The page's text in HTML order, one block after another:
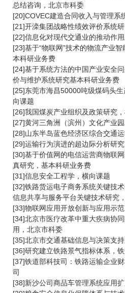
总结咨询，北京市科委
[20]COVEC建造合同收入与管理系
[21]开滦集团战略性绩效评价系统
[22]信息化对现代交通业的推动作
[23]基于“物联网”技术的物流产业
本科研业务费
[24]基于系统方法的中国产业安全
价与维护系统研究基本科研业务费
[25]东莞市海昌50000吨级煤码头
向课题
[26]我国煤炭产业组织及政策研究
[27]黄河三角洲（滨州）文化产业
[28]山东半岛蓝色经济区综合交通
[29]运输行为演进的超边际分析研
[30]基于价值网的电信运营商物联
真研究，基本科研业务费
[31]信息安全工程学，横向课题
[32]铁路货运电子商务系统关键技
信息共享与服务平台关键技术研究
[33]物联网应用开放创新与应用示
[34]北京市医疗改革中重大疾病协
用，北京市科委
[35]北京市交通基础信息与决策支
[36]研究建立铁路景气指标体系，
[37]铁道部科技司：铁路运输企业
司
[38]新沙公司商品车管理系统应用